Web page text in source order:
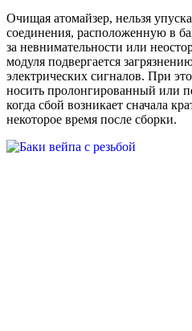
Очищая атомайзер, нельзя
соединения, расположенную в
за невнимательности или
модуля подвергается
электрических сигналов. При
носить пролонгированный или
когда сбой возникает сначала
некоторое время после сборки.